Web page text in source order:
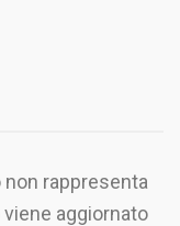
rappresenta
aggiornato